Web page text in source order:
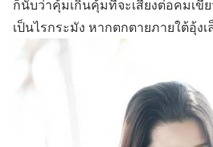
ก็นับว่าคุ้มเกินคุ้มที่จะเสี่ยงต่อคมเขี้
เป็นไรกระมัง หากตกตายภายใต้อุ้งเ